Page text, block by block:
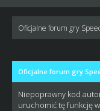
Oficjalne forum gry
Oficjalne forum gry
Niepoprawny kod
uruchomić tę funkcję